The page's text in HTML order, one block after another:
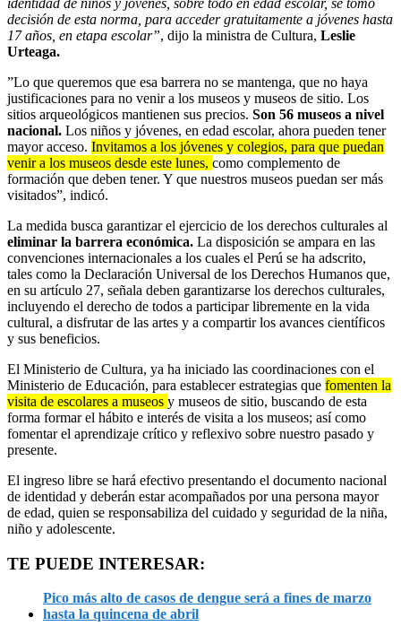
identidad de niños y jóvenes, sobre todo en edad escolar, se tomó
decisión de esta norma, para acceder gratuitamente a jóvenes hasta
17 años, en etapa escolar”, dijo la ministra de Cultura, Leslie
Urteaga.
”Lo que queremos que esa barrera no se mantenga, que no haya
justificaciones para no venir a los museos y museos de sitio. Los
sitios arqueológicos mantienen sus precios. Son 56 museos a nivel
nacional. Los niños y jóvenes, en edad escolar, ahora pueden tener
mayor acceso. Invitamos a los jóvenes y colegios, para que puedan
venir a los museos desde este lunes, como complemento de
formación que deben tener. Y que nuestros museos puedan ser más
visitados”, indicó.
La medida busca garantizar el ejercicio de los derechos culturales al
eliminar la barrera económica. La disposición se ampara en las
convenciones internacionales a los cuales el Perú se ha adscrito,
tales como la Declaración Universal de los Derechos Humanos que,
en su artículo 27, señala deben garantizarse los derechos culturales,
incluyendo el derecho de todos a participar libremente en la vida
cultural, a disfrutar de las artes y a compartir los avances científicos
y sus beneficios.
El Ministerio de Cultura, ya ha iniciado las coordinaciones con el
Ministerio de Educación, para establecer estrategias que fomenten la
visita de escolares a museos y museos de sitio, buscando de esta
forma formar el hábito e interés de visita a los museos; así como
fomentar el aprendizaje crítico y reflexivo sobre nuestro pasado y
presente.
El ingreso libre se hará efectivo presentando el documento nacional
de identidad y deberán estar acompañados por una persona mayor
de edad, quien se responsabiliza del cuidado y seguridad de la niña,
niño y adolescente.
TE PUEDE INTERESAR:
Pico más alto de casos de dengue será a fines de marzo
hasta la quincena de abril